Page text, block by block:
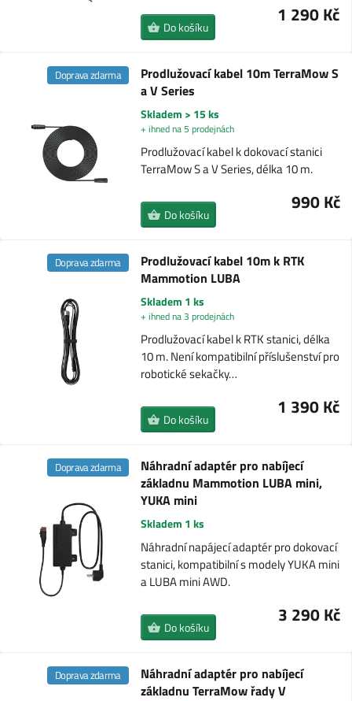
1 290 Kč
Do košíku
Prodlužovací kabel 10m TerraMow S
a V Series
Doprava zdarma
Skladem > 15 ks
+ ihned na 5 prodejnách
Prodlužovací kabel k dokovací stanici
TerraMow S a V Series, délka 10 m.
990 Kč
Do košíku
Prodlužovací kabel 10m k RTK
Mammotion LUBA
Doprava zdarma
Skladem 1 ks
+ ihned na 3 prodejnách
Prodlužovací kabel k RTK stanici, délka
10 m. Není kompatibilní příslušenství pro
robotické sekačky…
1 390 Kč
Do košíku
Náhradní adaptér pro nabíjecí
základnu Mammotion LUBA mini,
YUKA mini
Doprava zdarma
Skladem 1 ks
Náhradní napájecí adaptér pro dokovací
stanici, kompatibilní s modely YUKA mini
a LUBA mini AWD.
3 290 Kč
Do košíku
Náhradní adaptér pro nabíjecí
základnu TerraMow řady V
Doprava zdarma